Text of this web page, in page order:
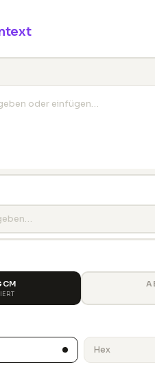
Hex